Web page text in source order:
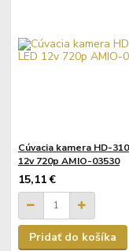
Cúvacia kamera HD-
12v 720p AMIO-03530
15,11 €
Pridať do košíka